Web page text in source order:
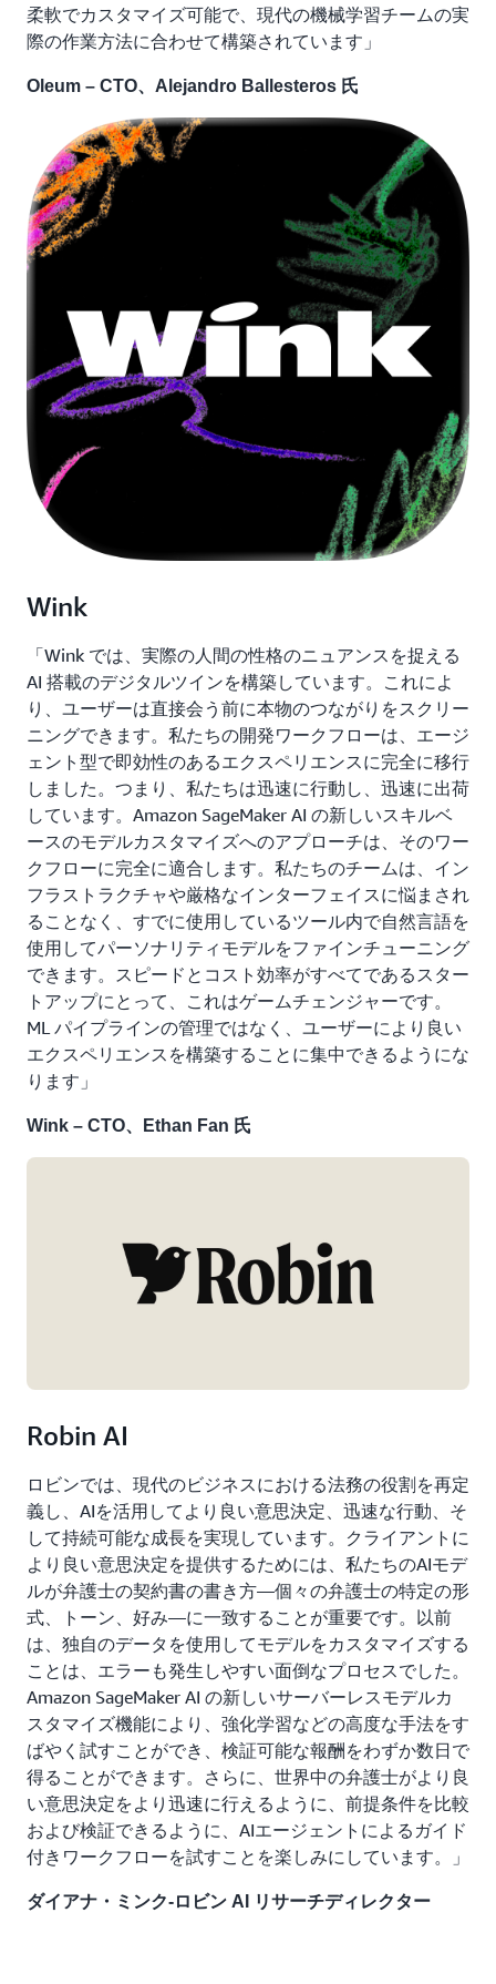
柔軟でカスタマイズ可能で、現代の機械学習チームの実
際の作業方法に合わせて構築されています」
Oleum – CTO、Alejandro Ballesteros 氏
Wink
「Wink では、実際の人間の性格のニュアンスを捉える
AI 搭載のデジタルツインを構築しています。これによ
り、ユーザーは直接会う前に本物のつながりをスクリー
ニングできます。私たちの開発ワークフローは、エージ
ェント型で即効性のあるエクスペリエンスに完全に移行
しました。つまり、私たちは迅速に行動し、迅速に出荷
しています。Amazon SageMaker AI の新しいスキルベ
ースのモデルカスタマイズへのアプローチは、そのワー
クフローに完全に適合します。私たちのチームは、イン
フラストラクチャや厳格なインターフェイスに悩まされ
ることなく、すでに使用しているツール内で自然言語を
使用してパーソナリティモデルをファインチューニング
できます。スピードとコスト効率がすべてであるスター
トアップにとって、これはゲームチェンジャーです。
ML パイプラインの管理ではなく、ユーザーにより良い
エクスペリエンスを構築することに集中できるようにな
ります」
Wink – CTO、Ethan Fan 氏
Robin AI
ロビンでは、現代のビジネスにおける法務の役割を再定
義し、AIを活用してより良い意思決定、迅速な行動、そ
して持続可能な成長を実現しています。クライアントに
より良い意思決定を提供するためには、私たちのAIモデ
ルが弁護士の契約書の書き方—個々の弁護士の特定の形
式、トーン、好み—に一致することが重要です。以前
は、独自のデータを使用してモデルをカスタマイズする
ことは、エラーも発生しやすい面倒なプロセスでした。
Amazon SageMaker AI の新しいサーバーレスモデルカ
スタマイズ機能により、強化学習などの高度な手法をす
ばやく試すことができ、検証可能な報酬をわずか数日で
得ることができます。さらに、世界中の弁護士がより良
い意思決定をより迅速に行えるように、前提条件を比較
および検証できるように、AIエージェントによるガイド
付きワークフローを試すことを楽しみにしています。」
ダイアナ・ミンク-ロビン AI リサーチディレクター